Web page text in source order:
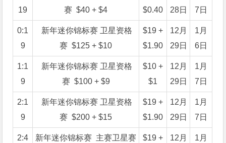
19
赛 $40 + $4
$0.40
28日
7日
0:1
9
新年迷你锦标赛 卫星资格
赛 $125 + $10
$19 +
$1.90
12月
29日
1月
6日
1:1
9
新年迷你锦标赛 卫星资格
赛 $100 + $9
$10 +
$1
12月
29日
1月
7日
2:1
9
新年迷你锦标赛 卫星资格
赛 $200 + $15
$19 +
$1.90
12月
29日
1月
7日
2:4
新年迷你锦标赛 主赛卫星赛
$19 +
12月
1月